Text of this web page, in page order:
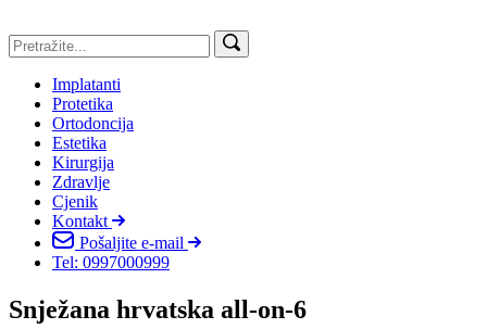
Implatanti
Protetika
Ortodoncija
Estetika
Kirurgija
Zdravlje
Cjenik
Kontakt
Pošaljite e-mail
Tel: 0997000999
Snježana hrvatska all-on-6